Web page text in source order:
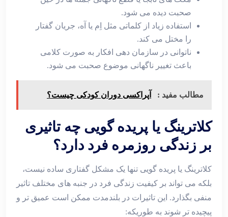
صحبت دیده می ‌شود.
استفاده زیاد از کلماتی مثل اِم یا آه، جریان گفتار
را مختل می ‌کند.
ناتوانی در سازمان‌ دهی افکار به ‌صورت کلامی
باعث تغییر ناگهانی موضوع صحبت می ‌شود.
مطالب مفید : آپراکسی دوران کودکی چیست؟
کلاترینگ یا پریده ‌گویی چه تاثیری
بر زندگی روزمره فرد دارد؟
کلاترینگ یا پریده ‌گویی تنها یک مشکل گفتاری ساده نیست،
بلکه می ‌تواند بر کیفیت زندگی فرد در جنبه ‌های مختلف تاثیر
منفی بگذارد. این تاثیرات در بلندمدت ممکن است عمیق ‌تر و
پیچیده ‌تر شوند به طوریکه: